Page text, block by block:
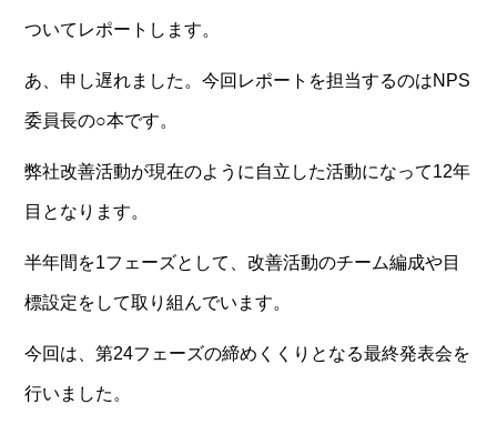
ついてレポートします。
あ、申し遅れました。今回レポートを担当するのはNPS
委員長の○本です。
弊社改善活動が現在のように自立した活動になって12年
目となります。
半年間を1フェーズとして、改善活動のチーム編成や目
標設定をして取り組んでいます。
今回は、第24フェーズの締めくくりとなる最終発表会を
行いました。